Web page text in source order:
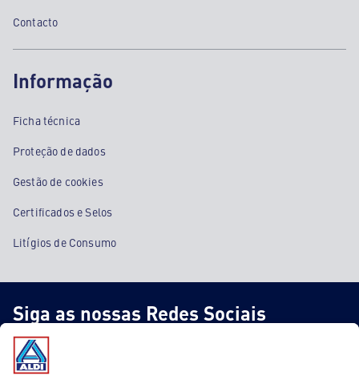
Contacto
Informação
Ficha técnica
Proteção de dados
Gestão de cookies
Certificados e Selos
Litígios de Consumo
Siga as nossas Redes Sociais